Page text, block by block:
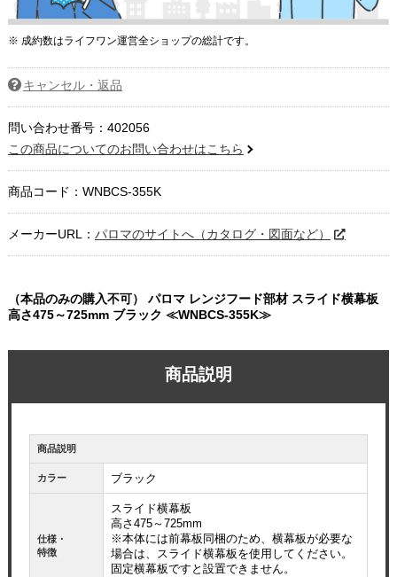
※ 成約数はライフワン運営全ショップの総計です。
キャンセル・返品
問い合わせ番号：402056
この商品についてのお問い合わせはこちら
商品コード： WNBCS-355K
メーカーURL： パロマのサイトへ（カタログ・図面など）
（本品のみの購入不可） パロマ レンジフード部材 スライド横幕板
高さ475～725mm ブラック ≪WNBCS-355K≫
商品説明
商品説明
カラー ブラック
仕様・
特徴
スライド横幕板
高さ475～725mm
※本体には前幕板同梱のため、横幕板が必要な
場合は、スライド横幕板を使用してください。
固定横幕板ですと設置できません。